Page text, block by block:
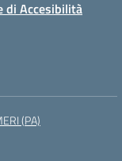
di Accesibilità
(PA)